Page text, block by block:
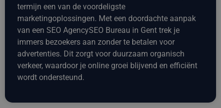
termijn een van de voordeligste
marketingoplossingen. Met een doordachte aanpak
van een SEO AgencySEO Bureau in Gent trek je
immers bezoekers aan zonder te betalen voor
advertenties. Dit zorgt voor duurzaam organisch
verkeer, waardoor je online groei blijvend en efficiënt
wordt ondersteund.